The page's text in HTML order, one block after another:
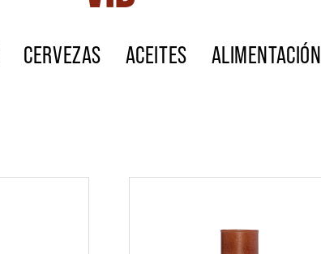
CERVEZAS ACEITES ALIMENTACIÓN